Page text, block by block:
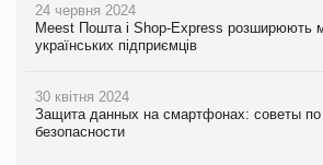
24 червня 2024
Meest Пошта і Shop-Express розширюють
українських підприємців
30 квітня 2024
Защита данных на смартфонах: советы
безопасности